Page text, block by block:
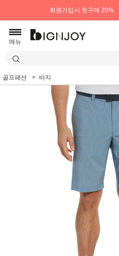
회원가입시 첫구매 20%
메뉴
골프패션 바지